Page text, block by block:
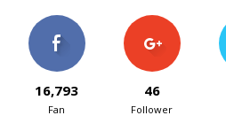
16,793
Fan
46
Follower